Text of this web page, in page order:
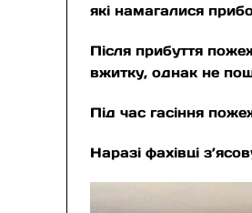
які намагалися
Після прибуття
вжитку, однак не
Під час гасіння
Наразі фахівці